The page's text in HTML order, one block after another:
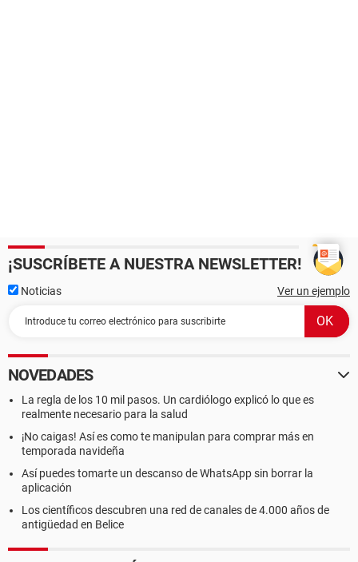
¡SUSCRÍBETE A NUESTRA NEWSLETTER!
Noticias Ver un ejemplo
NOVEDADES
La regla de los 10 mil pasos. Un cardiólogo explicó lo que es
realmente necesario para la salud
¡No caigas! Así es como te manipulan para comprar más en
temporada navideña
Así puedes tomarte un descanso de WhatsApp sin borrar la
aplicación
Los científicos descubren una red de canales de 4.000 años de
antigüedad en Belice